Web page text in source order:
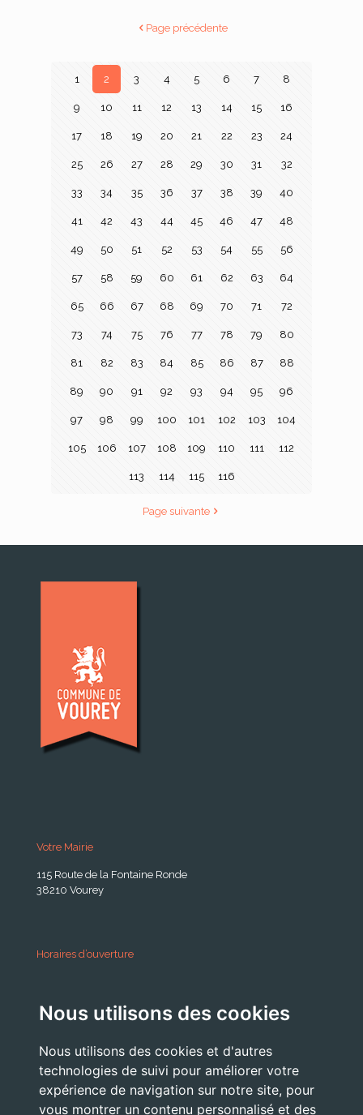
Nous utilisons des cookies
Nous utilisons des cookies et d'autres
technologies de suivi pour améliorer votre
expérience de navigation sur notre site, pour
vous montrer un contenu personnalisé et des
Page précédente
1 2 3 4 5 6 7 8
9 10 11 12 13 14 15 16
17 18 19 20 21 22 23 24
25 26 27 28 29 30 31 32
33 34 35 36 37 38 39 40
41 42 43 44 45 46 47 48
49 50 51 52 53 54 55 56
57 58 59 60 61 62 63 64
65 66 67 68 69 70 71 72
73 74 75 76 77 78 79 80
81 82 83 84 85 86 87 88
89 90 91 92 93 94 95 96
97 98 99 100 101 102 103 104
105 106 107 108 109 110 111 112
113 114 115 116
Page suivante
Votre Mairie
115 Route de la Fontaine Ronde
38210 Vourey
Horaires d’ouverture
Lundi . Mardi : 10h 12h /16h 18h30
Jeudi . Vendredi : 13h30 / 17h